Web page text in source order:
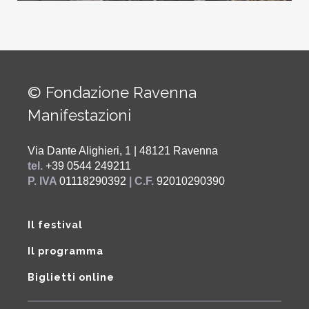
© Fondazione Ravenna
Manifestazioni
Via Dante Alighieri, 1 | 48121 Ravenna
tel. +39 0544 249211
P. IVA 01118290392 | C.F. 92010290390
Il festival
Il programma
Biglietti online